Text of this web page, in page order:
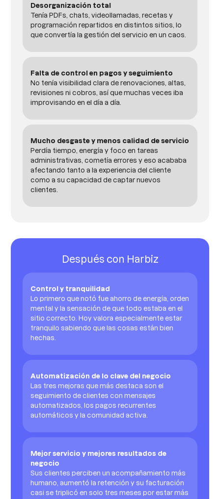
Desorganización total
Tenía PDFs, chats, videollamadas, recetas y
programación repartidos en distintos sitios, lo
que convertía la gestión del servicio en un caos.
Falta de control en pagos y seguimiento
No tenía visibilidad clara de renovaciones, altas,
revisiones ni cobros, así que muchas veces iba
improvisando en el día a día.
Mucho desgaste y menos calidad de servicio
Perdía tiempo, energía y foco en tareas
administrativas, cometía errores y eso acababa
afectando tanto a la experiencia del cliente
como a su capacidad de captar nuevos
clientes.
Después con Harbiz
Control y tranquilidad
Lo primero que notó fue ahorro de energía, orden
mental y la sensación de que todo estaba en el
sitio correcto. Hoy valora especialmente estar
tranquilo sabiendo que las cosas están bien
hechas.
Automatización de lo clave del negocio
Las tres mejoras que más destaca son el
seguimiento de clientes con mensajes
automatizados, los pagos recurrentes
automáticos y la comunidad activa.
Mejor servicio y mejores resultados de
negocio
Sus clientes perciben un acompañamiento más
humano, aumentó la retención y su facturación
casi se triplicó en solo tres meses por estar más